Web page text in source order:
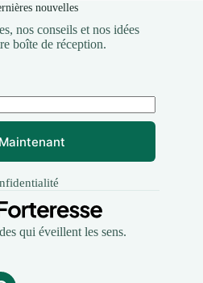
nouvelles
nos conseils et nos idées
boîte de réception.
qui éveillent les sens.